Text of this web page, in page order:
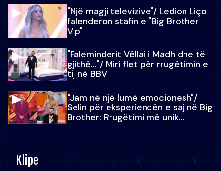
"Një magji televizive"/ Ledion Liço
falenderon stafin e "Big Brother
Vip"
"Faleminderit Vëllai i Madh dhe të
gjithë…"/ Miri flet për rrugëtimin e
tij në BBV
"Jam në një lumë emocionesh"/
Selin për eksperiencën e saj në Big
Brother: Rrugëtimi më unik…
Klipe